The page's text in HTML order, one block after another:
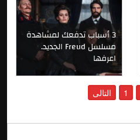
3 أسباب تدفعك لمشاهدة
مسلسل Freud الجديد.
اعرفها
1 التالى